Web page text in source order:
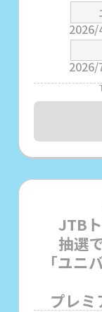
2026/
2026/
JTB
抽選
「ユニ
プレミ